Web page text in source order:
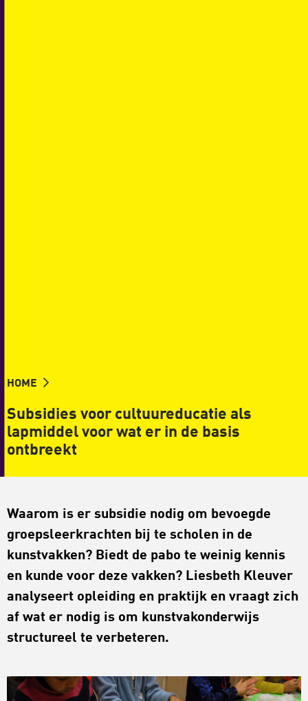
HOME
Subsidies voor cultuureducatie als
lapmiddel voor wat er in de basis
ontbreekt
Waarom is er subsidie nodig om bevoegde
groepsleerkrachten bij te scholen in de
kunstvakken? Biedt de pabo te weinig kennis
en kunde voor deze vakken? Liesbeth Kleuver
analyseert opleiding en praktijk en vraagt zich
af wat er nodig is om kunstvakonderwijs
structureel te verbeteren.